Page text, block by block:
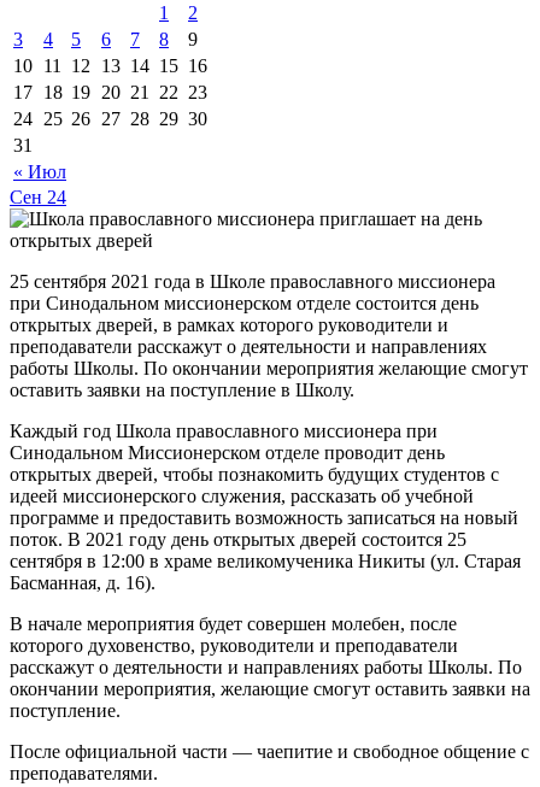
« Июл
1
2
3
4 5 6 7 8
9
10 11 12 13 14 15 16
17 18 19 20 21 22 23
24 25 26 27 28 29 30
31
Сен 24
25 сентября 2021 года в Школе православного миссионера
при Синодальном миссионерском отделе состоится день
открытых дверей, в рамках которого руководители и
преподаватели расскажут о деятельности и направлениях
работы Школы. По окончании мероприятия желающие смогут
оставить заявки на поступление в Школу.
Каждый год Школа православного миссионера при
Синодальном Миссионерском отделе проводит день
открытых дверей, чтобы познакомить будущих студентов с
идеей миссионерского служения, рассказать об учебной
программе и предоставить возможность записаться на новый
поток. В 2021 году день открытых дверей состоится 25
сентября в 12:00 в храме великомученика Никиты (ул. Старая
Басманная, д. 16).
В начале мероприятия будет совершен молебен, после
которого духовенство, руководители и преподаватели
расскажут о деятельности и направлениях работы Школы. По
окончании мероприятия, желающие смогут оставить заявки на
поступление.
После официальной части — чаепитие и свободное общение с
преподавателями.